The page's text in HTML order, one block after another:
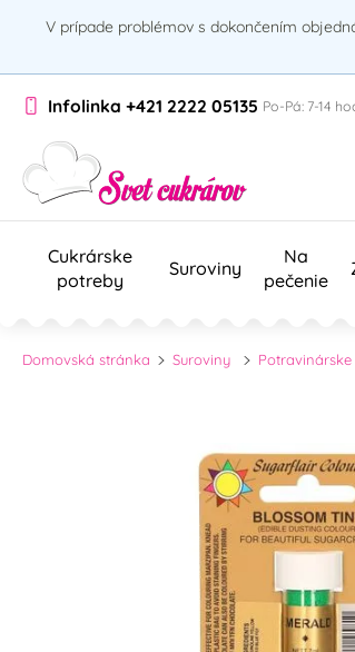
V prípade problémov s dokončením
Infolinka +421 2222 05135 Po-Pá: 7-14
Cukrárske
potreby
Suroviny
Na
pečenie
Domovská stránka Suroviny